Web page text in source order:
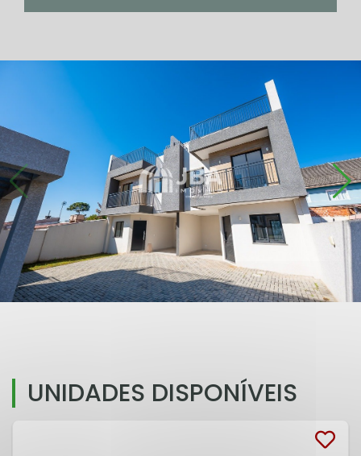
UNIDADES DISPONÍVEIS